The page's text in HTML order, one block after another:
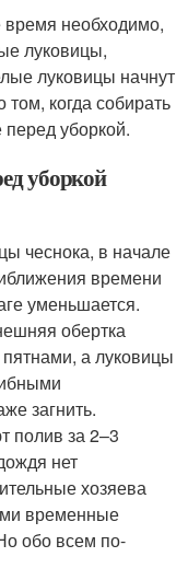
время необходимо,
луковицы,
луковицы начнут
когда собирать
уборкой.
уборкой
чеснока, в начале
времени
уменьшается.
обертка
а луковицы
загнить.
полив за 2–3
нет
хозяева
временные
обо всем по-